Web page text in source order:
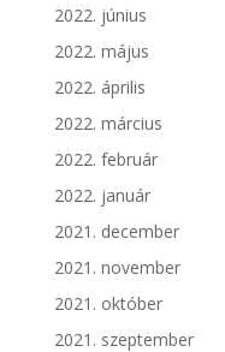
2022. június
2022. május
2022. április
2022. március
2022. február
2022. január
2021. december
2021. november
2021. október
2021. szeptember